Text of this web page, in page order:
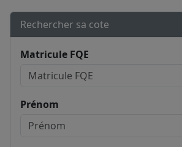
Rechercher sa cote
Matricule FQE
Prénom